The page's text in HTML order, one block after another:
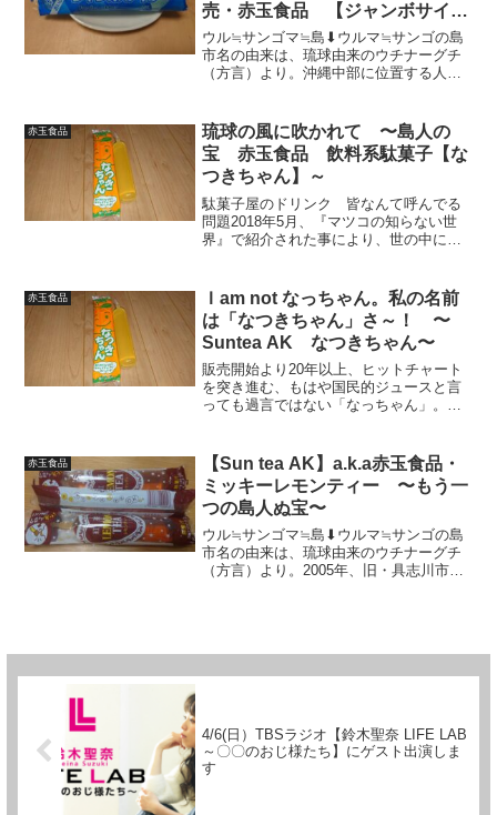
売・赤玉食品 【ジャンボサイダ
ー】〜
ウル≒サンゴマ≒島⬇ウルマ≒サンゴの島
市名の由来は、琉球由来のウチナーグチ
（方言）より。沖縄中部に位置する人口
ンティやミッキー（レモンティ）でお馴
染み、琉球の風が...
赤玉食品
琉球の風に吹かれて 〜島人の
宝 赤玉食品 飲料系駄菓子【な
つきちゃん】～
駄菓子屋のドリンク 皆なんて呼んでる
問題2018年5月、『マツコの知らない世
界』で紹介された事により、世の中に広
り、凍らせて食べたり、（凍らせて）2つ
に割ってシェアし...
赤玉食品
Ｉam not なっちゃん。私の名前
は「なつきちゃん」さ～！ 〜
Suntea AK なつきちゃん〜
販売開始より20年以上、ヒットチャート
を突き進む、もはや国民的ジュースと言
っても過言ではない「なっちゃん」。ス
なゃんのCMが、心のゴールネットに突き
ささる・・・もちろん...
赤玉食品
【Sun tea AK】a.k.a赤玉食品・
ミッキーレモンティー 〜もう一
つの島人ぬ宝〜
ウル≒サンゴマ≒島⬇ウルマ≒サンゴの島
市名の由来は、琉球由来のウチナーグチ
（方言）より。2005年、旧・具志川市
4/6(日）TBSラジオ【鈴木聖奈 LIFE LAB
～〇〇のおじ様たち】にゲスト出演しま
す